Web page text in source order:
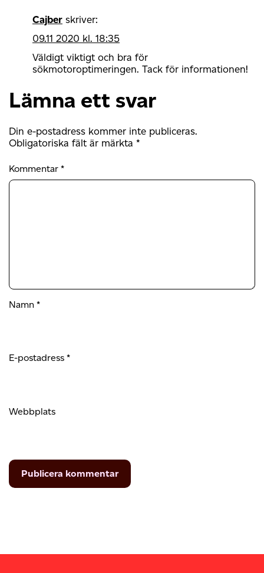
Cajber skriver:
09.11 2020 kl. 18:35
Väldigt viktigt och bra för
sökmotoroptimeringen. Tack för informationen!
Lämna ett svar
Din e-postadress kommer inte publiceras.
Obligatoriska fält är märkta *
Kommentar *
Namn *
E-postadress *
Webbplats